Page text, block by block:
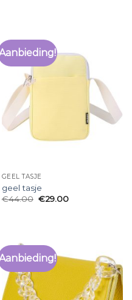
GEEL TASJE
geel tasje
€44.00 €29.00